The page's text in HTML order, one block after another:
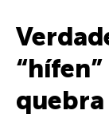
quebra